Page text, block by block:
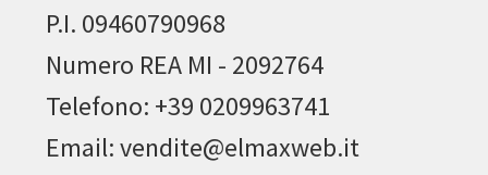
P.I. 09460790968
Numero REA MI - 2092764
Telefono: +39 0209963741
Email: vendite@elmaxweb.it